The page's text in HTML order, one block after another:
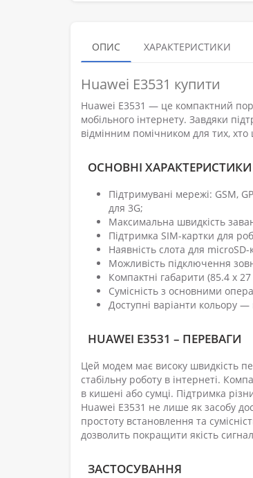
ОПИС ХАРАКТЕРИСТИКИ
Huawei E3531 купити
Huawei E3531 — це компактний
мобільного інтернету. Завдяки
відмінним помічником для тих, хто
ОСНОВНІ ХАРАКТЕРИСТИКИ
Підтримувані мережі: GSM,
для 3G;
Максимальна швидкість
Підтримка SIM-картки для
Наявність слота для
Можливість підключення
Компактні габарити (85.4 x
Сумісність з основними
Доступні варіанти кольору
HUAWEI E3531 – ПЕРЕВАГИ
Цей модем має високу швидкість
стабільну роботу в інтернеті.
в кишені або сумці. Підтримка
Huawei E3531 не лише як засобу
простоту встановлення та
дозволить покращити якість
ЗАСТОСУВАННЯ